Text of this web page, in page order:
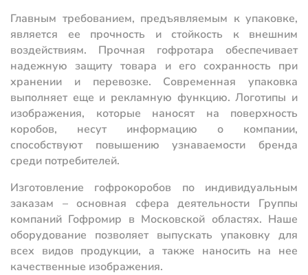
Главным требованием, предъявляемым к упаковке,
является ее прочность и стойкость к внешним
воздействиям. Прочная гофротара обеспечивает
надежную защиту товара и его сохранность при
хранении и перевозке. Современная упаковка
выполняет еще и рекламную функцию. Логотипы и
изображения, которые наносят на поверхность
коробов, несут информацию о компании,
способствуют повышению узнаваемости бренда
среди потребителей.
Изготовление гофрокоробов по индивидуальным
заказам – основная сфера деятельности Группы
компаний Гофромир в Московской областях. Наше
оборудование позволяет выпускать упаковку для
всех видов продукции, а также наносить на нее
качественные изображения.